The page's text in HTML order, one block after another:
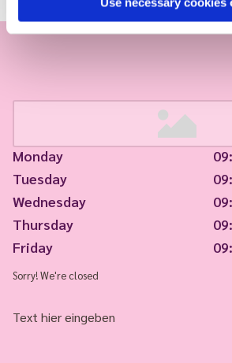
Monday
Tuesday
Wednesday
Thursday
Friday
Sorry! We're closed
Text hier eingeben